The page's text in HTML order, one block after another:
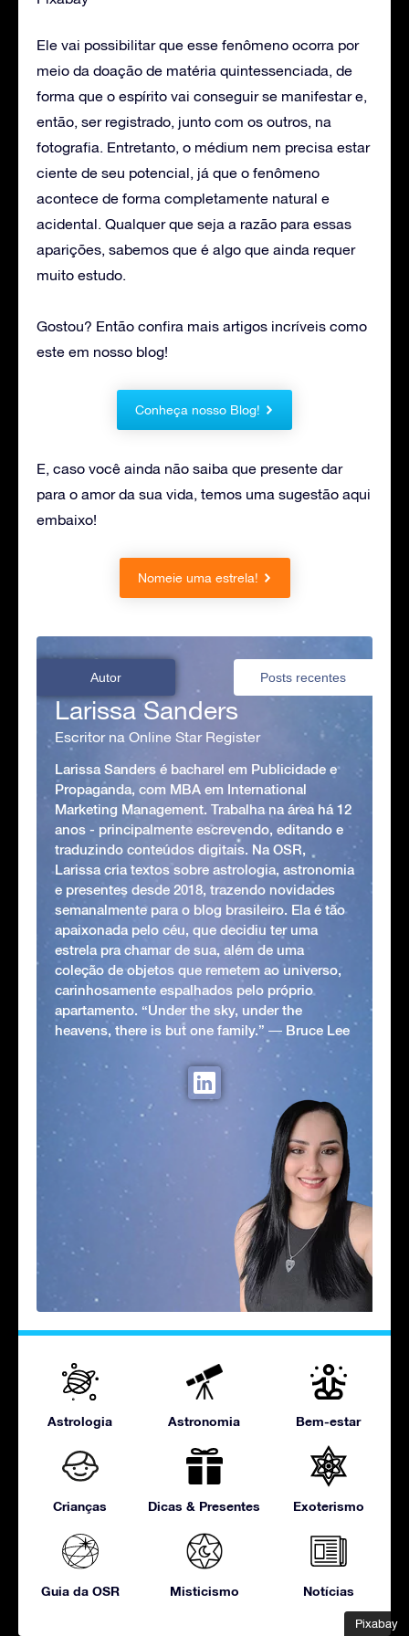
Pixabay
Pixabay
Ele vai possibilitar que esse fenômeno ocorra por
meio da doação de matéria quintessenciada, de
forma que o espírito vai conseguir se manifestar e,
então, ser registrado, junto com os outros, na
fotografia. Entretanto, o médium nem precisa estar
ciente de seu potencial, já que o fenômeno
acontece de forma completamente natural e
acidental. Qualquer que seja a razão para essas
aparições, sabemos que é algo que ainda requer
muito estudo.
Gostou? Então confira mais artigos incríveis como
este em nosso blog!
Conheça nosso Blog!
E, caso você ainda não saiba que presente dar
para o amor da sua vida, temos uma sugestão aqui
embaixo!
Nomeie uma estrela!
Autor Posts recentes
Larissa Sanders
Escritor na Online Star Register
Larissa Sanders é bacharel em Publicidade e
Propaganda, com MBA em International
Marketing Management. Trabalha na área há 12
anos - principalmente escrevendo, editando e
traduzindo conteúdos digitais. Na OSR,
Larissa cria textos sobre astrologia, astronomia
e presentes desde 2018, trazendo novidades
semanalmente para o blog brasileiro. Ela é tão
apaixonada pelo céu, que decidiu ter uma
estrela pra chamar de sua, além de uma
coleção de objetos que remetem ao universo,
carinhosamente espalhados pelo próprio
apartamento. “Under the sky, under the
heavens, there is but one family.” ― Bruce Lee
Astrologia Astronomia Bem-estar
Crianças Dicas & Presentes Exoterismo
Guia da OSR Misticismo Notícias